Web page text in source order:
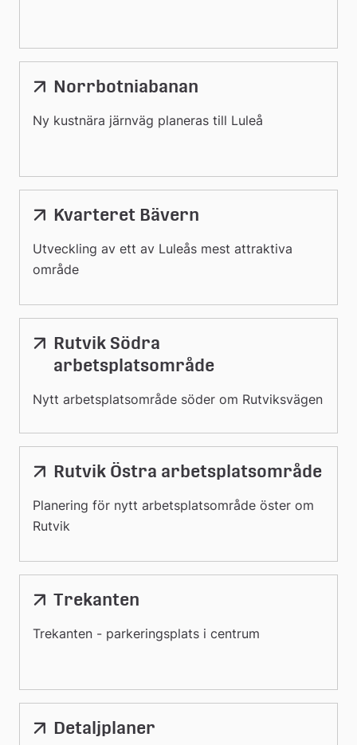
Norrbotniabanan
Ny kustnära järnväg planeras till Luleå
Kvarteret Bävern
Utveckling av ett av Luleås mest attraktiva
område
Rutvik Södra
arbetsplatsområde
Nytt arbetsplatsområde söder om Rutviksvägen
Rutvik Östra arbetsplatsområde
Planering för nytt arbetsplatsområde öster om
Rutvik
Trekanten
Trekanten - parkeringsplats i centrum
Detaljplaner